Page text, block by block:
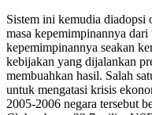
Sistem ini kemudia diadopsi
masa kepemimpinannya
kepemimpinannya seakan
kebijakan yang dijalankan
membuahkan hasil. Salah
untuk mengatasi krisis
2005-2006 negara tersebut